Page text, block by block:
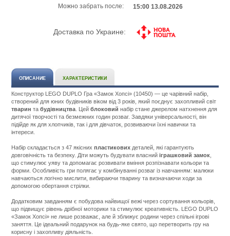
Можно забрать после: 15:00 13.08.2026
Доставка по Украине:
ОПИСАНИЕ ХАРАКТЕРИСТИКИ
Конструктор LEGO DUPLO Гра «Замок Хопсі» (10450) — це чарівний набір,
створений для юних будівників віком від 3 років, який поєднує захопливий світ
тварин табудівництва . Цейблоковий набір стане джерелом натхнення для
дитячої творчості та безмежних годин розваг. Завдяки універсальності, він
підійде як для хлопчиків, так і для дівчаток, розвиваючи їхні навички та
інтереси.
Набір складається з 47 якіснихпластикових деталей, які гарантують
довговічність та безпеку. Діти можуть будувати власнийіграшковий замок
що стимулює уяву та допомагає розвивати вміння розпізнавати кольори та
форми. Особливість гри полягає у комбінуванні розваг із навчанням: малюки
навчаються логічно мислити, вибираючи тварину та визначаючи ходи за
допомогою обертання стрілки.
Додатковим завданням є побудова найвищої вежі через сортування кольорів,
що підвищує рівень дрібної моторики та стимулює креативність. LEGO DUPLO
«Замок Хопсі» не лише розважає, але й зближує родини через спільні ігрові
заняття. Це ідеальний подарунок на будь-яке свято, що перетворить гру на
корисну і захопливу діяльність.